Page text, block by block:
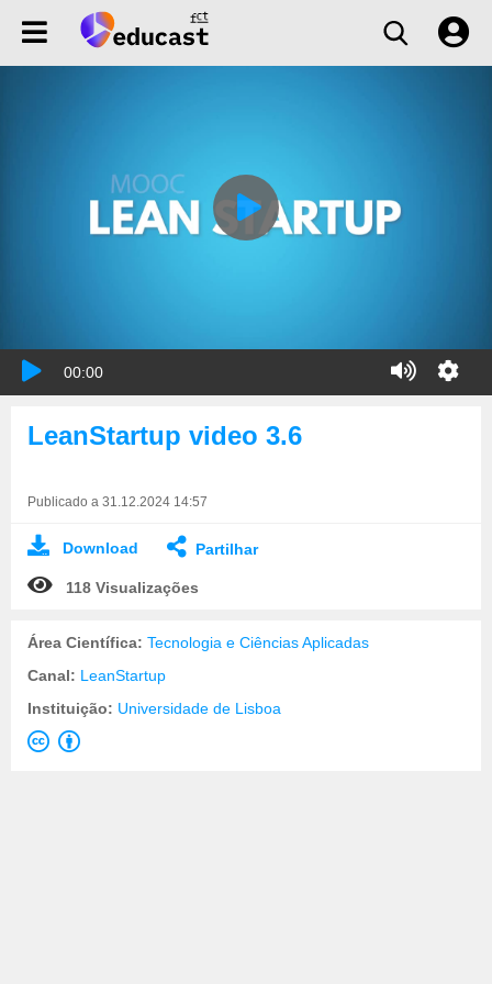
00:00
LeanStartup video 3.6
Publicado a 31.12.2024 14:57
Download Partilhar
118 Visualizações
Área Científica: Tecnologia e Ciências Aplicadas
Canal: LeanStartup
Instituição: Universidade de Lisboa